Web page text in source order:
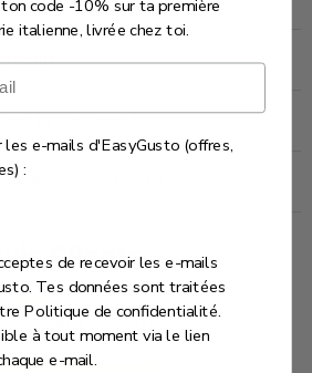
la livraison ?
service client ?
Clients
premier à écrire un avis
code -10% sur ta première
italienne, livrée chez toi.
les e-mails d'EasyGusto (offres,
:
marketing
de recevoir les e-mails
Tes données sont traitées
Politique de confidentialité.
à tout moment via le lien
e-mail.